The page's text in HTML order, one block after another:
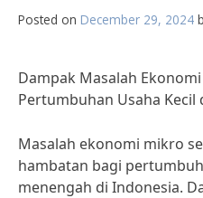
Posted on December 29, 2024
Dampak Masalah
Pertumbuhan Usaha Kecil
Masalah ekonomi mikro
hambatan bagi
menengah di Indonesia.